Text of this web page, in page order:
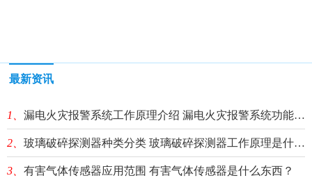
最新资讯
1、 漏电火灾报警系统工作原理介绍 漏电火灾报警系统功能有哪些？
2、 玻璃破碎探测器种类分类 玻璃破碎探测器工作原理是什么？
3、 有害气体传感器应用范围 有害气体传感器是什么东西？